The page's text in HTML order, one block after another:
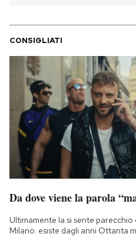
CONSIGLIATI
Da dove viene la parola
Ultimamente la si sente
Milano: esiste dagli anni Ottanta